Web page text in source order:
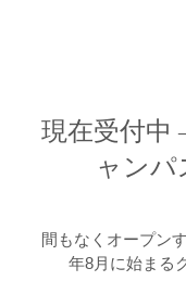
現在受付中
ャンパ
間もなくオープン
年8月に始まる